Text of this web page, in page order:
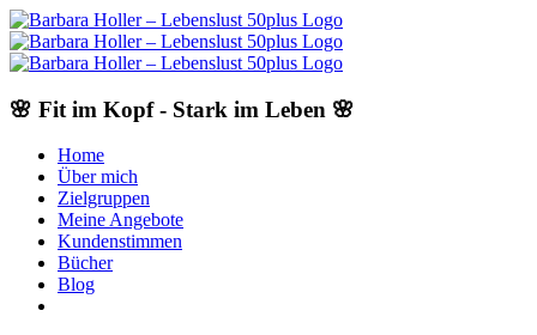
Skip
to
content
🌸 Fit im Kopf - Stark im Leben 🌸
Home
Über mich
Zielgruppen
Meine Angebote
Kundenstimmen
Bücher
Blog